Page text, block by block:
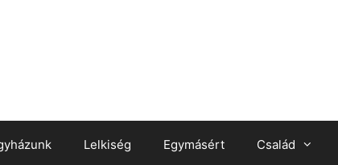
Lelkiség Egymásért Család